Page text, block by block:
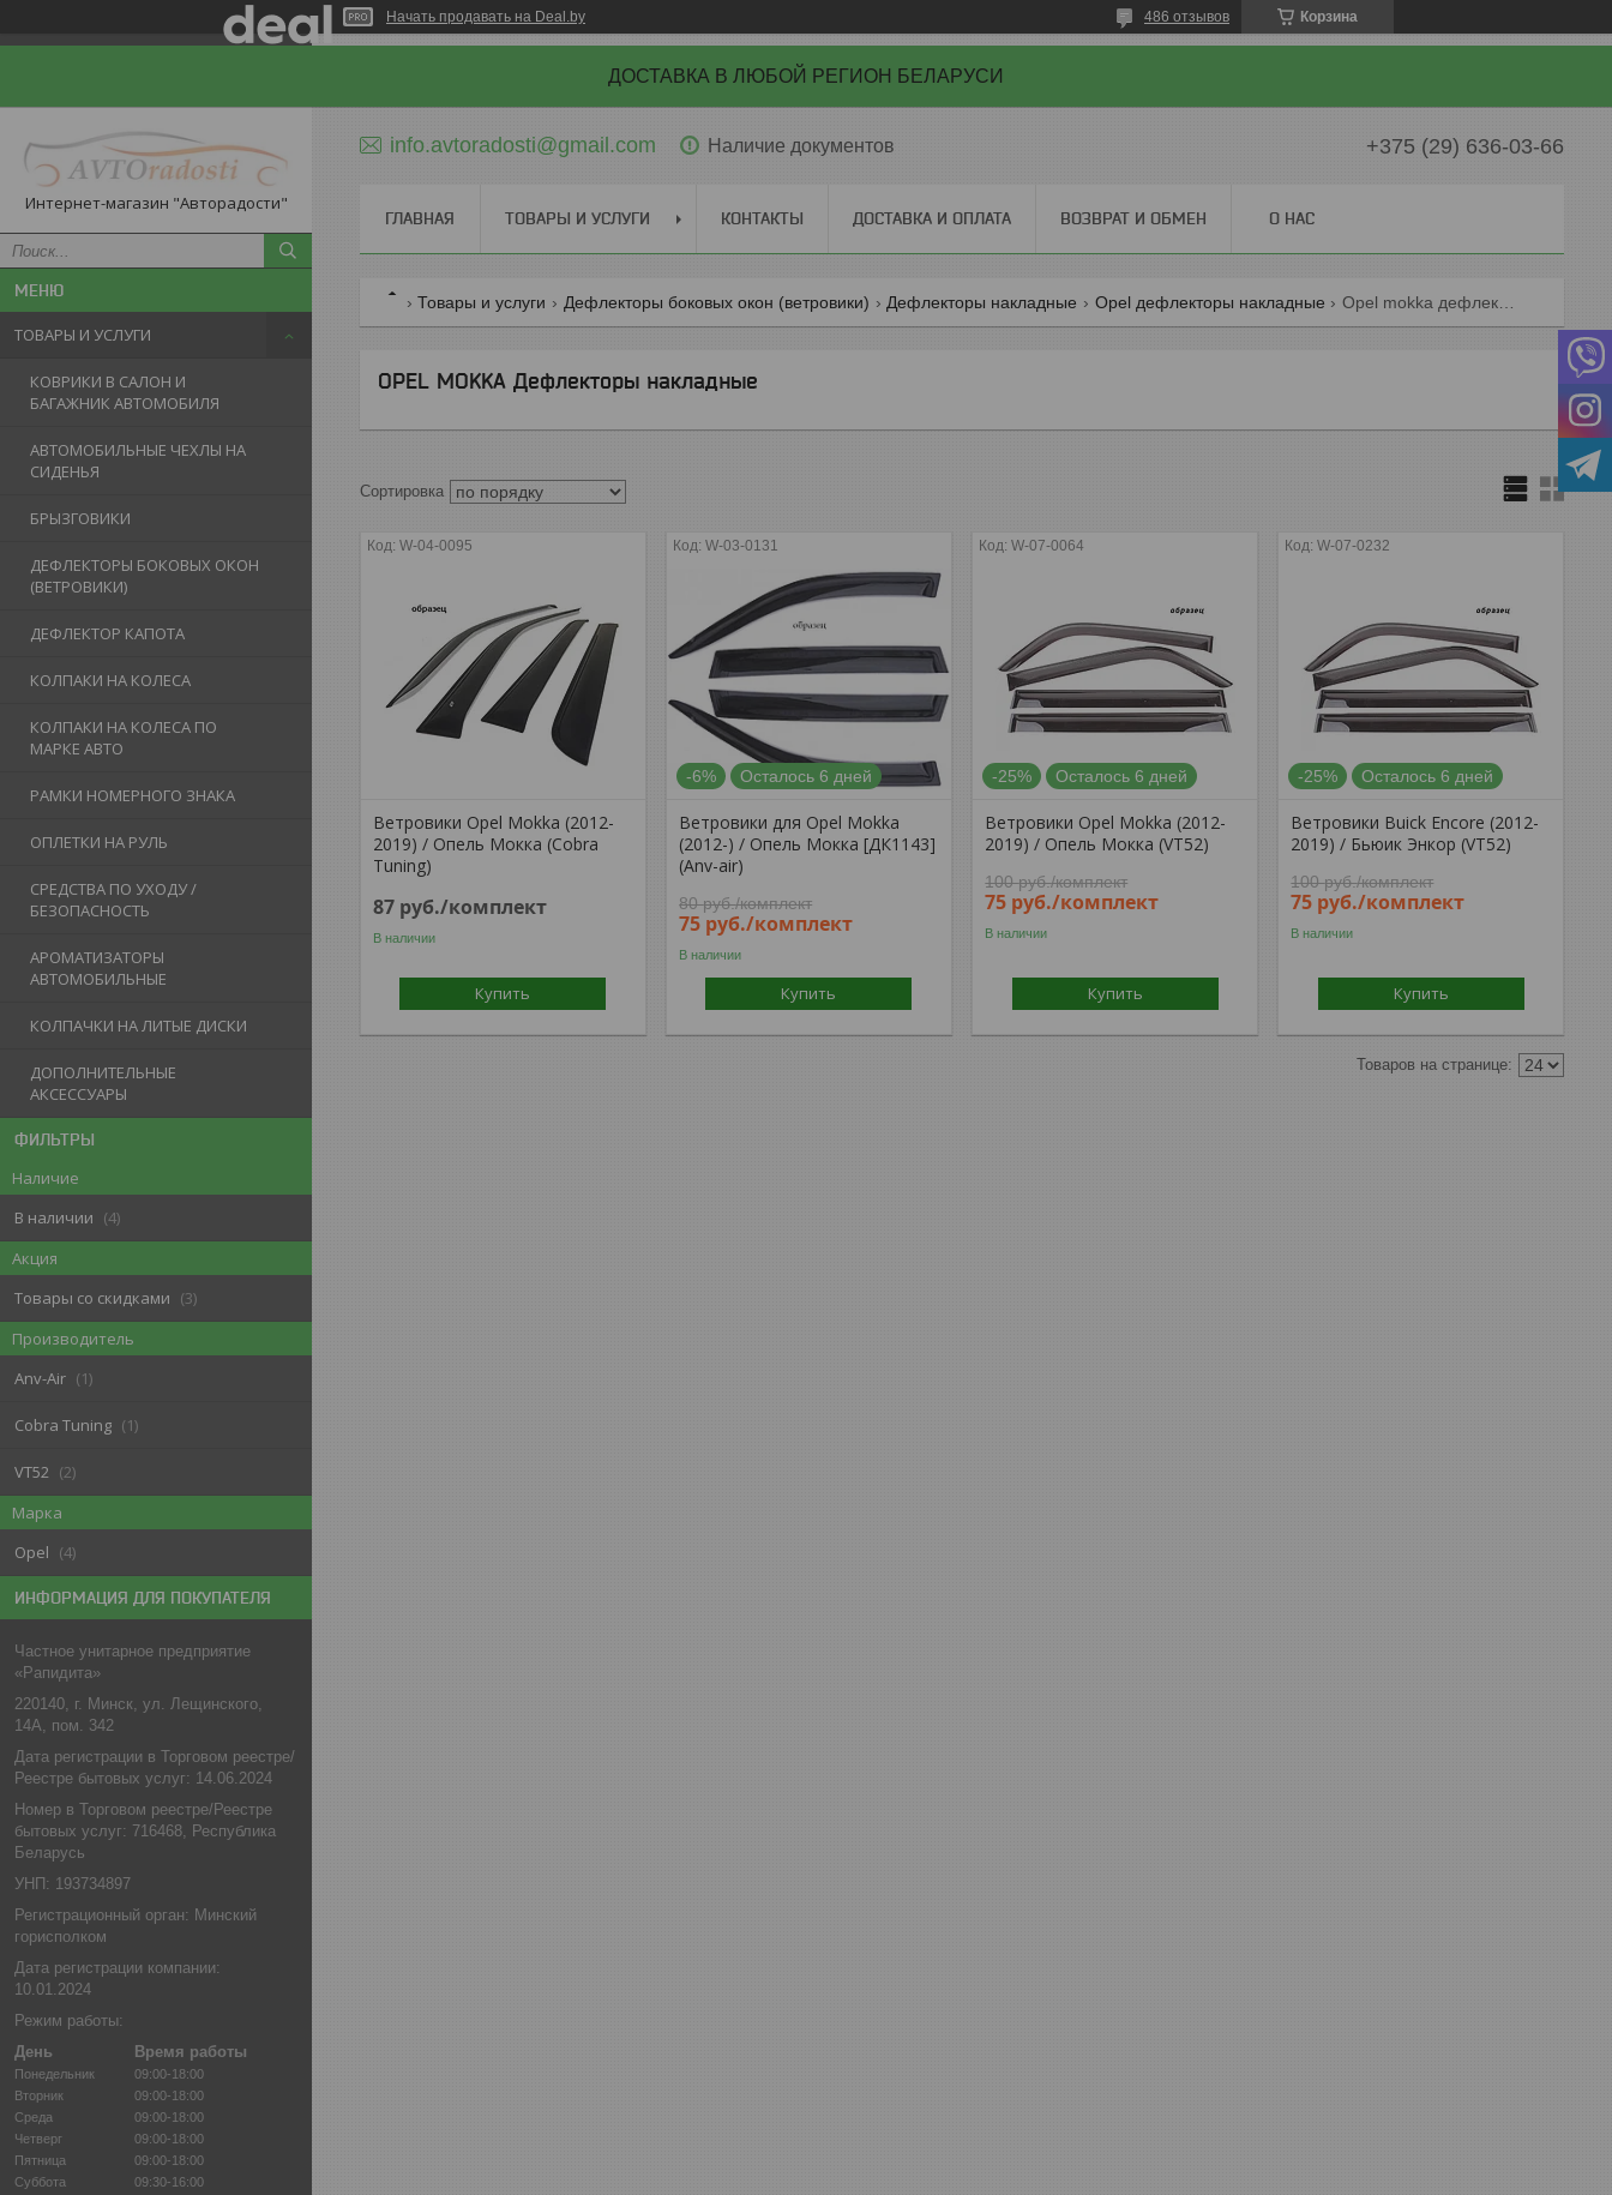
Начать продавать на Deal.by Корзина
486 отзывов
ДОСТАВКА В ЛЮБОЙ РЕГИОН БЕЛАРУСИ
Интернет-магазин "Авторадости"
ТОВАРЫ И УСЛУГИ
КОВРИКИ В САЛОН И
БАГАЖНИК АВТОМОБИЛЯ
АВТОМОБИЛЬНЫЕ ЧЕХЛЫ НА
СИДЕНЬЯ
БРЫЗГОВИКИ
ДЕФЛЕКТОРЫ БОКОВЫХ ОКОН
(ВЕТРОВИКИ)
ДЕФЛЕКТОР КАПОТА
КОЛПАКИ НА КОЛЕСА
КОЛПАКИ НА КОЛЕСА ПО
МАРКЕ АВТО
РАМКИ НОМЕРНОГО ЗНАКА
ОПЛЕТКИ НА РУЛЬ
СРЕДСТВА ПО УХОДУ /
БЕЗОПАСНОСТЬ
АРОМАТИЗАТОРЫ
АВТОМОБИЛЬНЫЕ
КОЛПАЧКИ НА ЛИТЫЕ ДИСКИ
ДОПОЛНИТЕЛЬНЫЕ
АКСЕССУАРЫ
ФИЛЬТРЫ
Наличие
В наличии
4
Акция
Товары со скидками
3
Производитель
Anv-Air
1
Cobra Tuning 1
VT52
2
Марка
Opel
4
ИНФОРМАЦИЯ ДЛЯ ПОКУПАТЕЛЯ
Частное унитарное предприятие
«Рапидита»
220140, г. Минск, ул. Лещинского,
14А, пом. 342
Дата регистрации в Торговом реестре/
Реестре бытовых услуг: 14.06.2024
Номер в Торговом реестре/Реестре
бытовых услуг: 716468, Республика
Беларусь
УНП: 193734897
Регистрационный орган: Минский
горисполком
Дата регистрации компании:
10.01.2024
Режим работы:
День
Время работы
Понедельник
09:00-18:00
Вторник
09:00-18:00
Среда
09:00-18:00
Четверг
09:00-18:00
Пятница
09:00-18:00
Суббота
09:30-16:00
info.avtoradosti@gmail.com Наличие документов +375 (29) 636-03-66
ГЛАВНАЯ ТОВАРЫ И УСЛУГИ КОНТАКТЫ ДОСТАВКА И ОПЛАТА ВОЗВРАТ И ОБМЕН О НАС
Товары и услуги Дефлекторы боковых окон (ветровики) Дефлекторы накладные Opel дефлекторы накладные
OPEL MOKKA Дефлекторы накладные
W-04-0095
Ветровики Opel Mokka (2012-
2019) / Опель Мокка (Cobra
Tuning)
87 руб./комплект
В наличии
Купить
W-03-0131
-6% Осталось 6 дней
Ветровики для Opel Mokka
(2012-) / Опель Мокка [ДК1143]
(Anv-air)
80руб./комплект
75 руб./комплект
В наличии
Купить
W-07-0064
-25% Осталось 6 дней
Ветровики Opel Mokka (2012-
2019) / Опель Мокка (VT52)
100руб./комплект
75 руб./комплект
В наличии
Купить
W-07-0232
-25% Осталось 6 дней
Ветровики Buick Encore (2012-
2019) / Бьюик Энкор (VT52)
100руб./комплект
75 руб./комплект
В наличии
Купить